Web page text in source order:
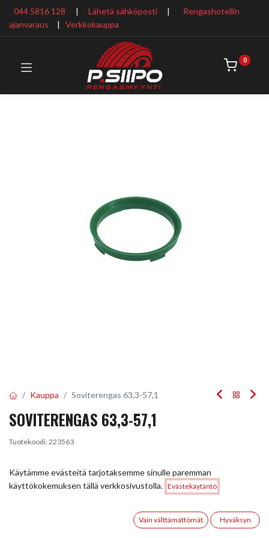
Hinta:
Lisää ostoskoriin
0
Toivelista
044 5816 128 | Lähetä sähköposti |
Rengashotellin
ajanvaraus
​ | Verkkokauppa
0
Kauppa Soviterengas 63,3-57,1
SOVITERENGAS 63,3-57,1
Tuotekoodi:223563
Toimittajilla (kotimaa):Saatavilla
Toimitusaika:5 arkipäivää
Käytämme evästeitä tarjotaksemme sinulle paremman
käyttökokemuksen tällä verkkosivustolla. Evästekäytäntö
Vain välttämättömät Hyväksyn